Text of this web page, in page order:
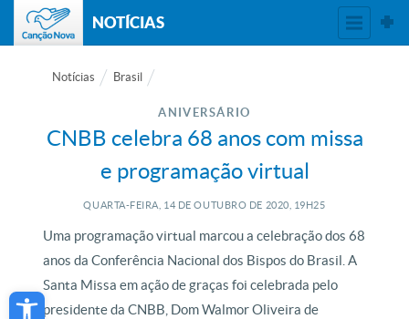
Open toolbar
NOTÍCIAS
Notícias Brasil
ANIVERSÁRIO
CNBB celebra 68 anos com missa
e programação virtual
QUARTA-FEIRA, 14 DE OUTUBRO DE 2020, 19H25
Uma programação virtual marcou a celebração dos 68
anos da Conferência Nacional dos Bispos do Brasil. A
Santa Missa em ação de graças foi celebrada pelo
presidente da CNBB, Dom Walmor Oliveira de